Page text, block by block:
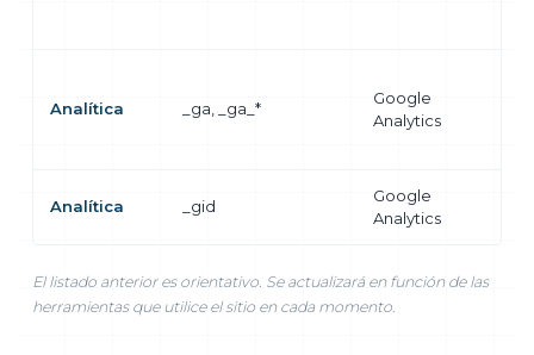
Analítica _ga, _ga_*
Google
Analytics
Analítica _gid
Google
Analytics
El listado anterior es orientativo. Se actualizará en función de las
herramientas que utilice el sitio en cada momento.